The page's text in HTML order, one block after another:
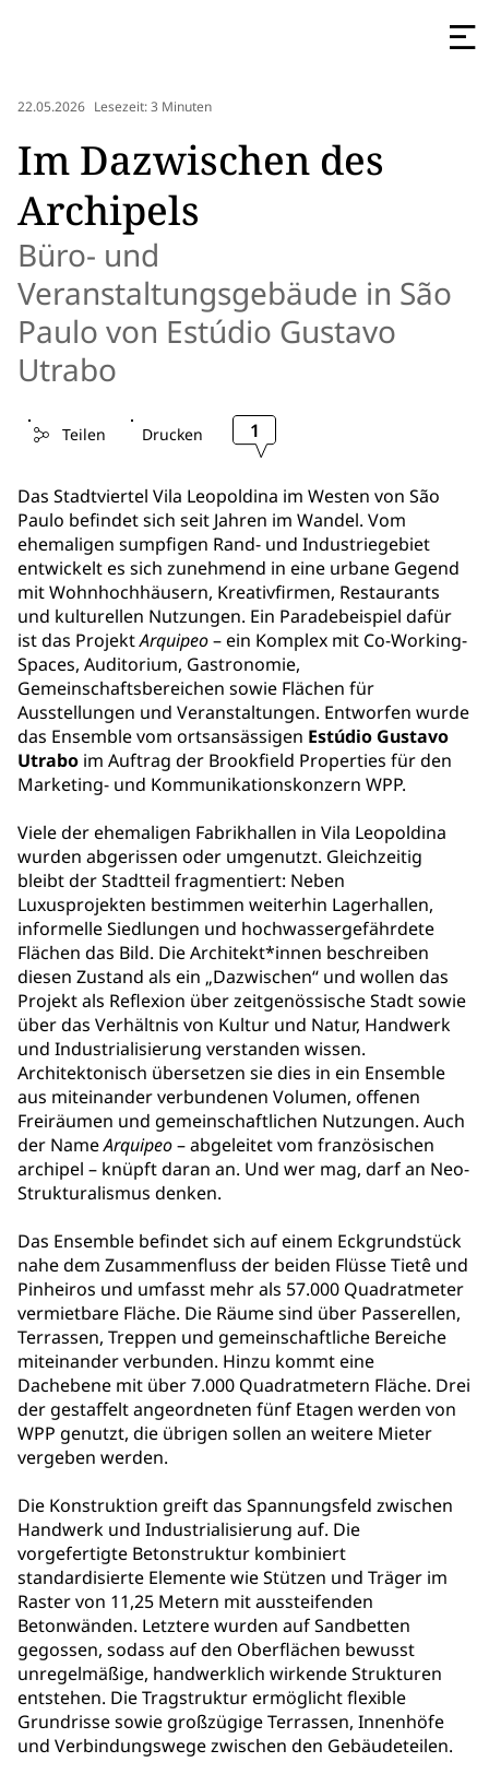
22.05.2026 Lesezeit: 3 Minuten
Im Dazwischen des
Archipels
Büro- und
Veranstaltungsgebäude in São
Paulo von Estúdio Gustavo
Utrabo
Teilen Drucken 1
Das Stadtviertel Vila Leopoldina im Westen von São
Paulo befindet sich seit Jahren im Wandel. Vom
ehemaligen sumpfigen Rand- und Industriegebiet
entwickelt es sich zunehmend in eine urbane Gegend
mit Wohnhochhäusern, Kreativfirmen, Restaurants
und kulturellen Nutzungen. Ein Paradebeispiel dafür
ist das ProjektArquipeo– ein Komplex mit Co-Working-
Spaces, Auditorium, Gastronomie,
Gemeinschaftsbereichen sowie Flächen für
Ausstellungen und Veranstaltungen. Entworfen wurde
das Ensemble vom ortsansässigen Estúdio Gustavo
Utrabo im Auftrag der Brookfield Properties für den
Marketing- und Kommunikationskonzern WPP.
Viele der ehemaligen Fabrikhallen in Vila Leopoldina
wurden abgerissen oder umgenutzt. Gleichzeitig
bleibt der Stadtteil fragmentiert: Neben
Luxusprojekten bestimmen weiterhin Lagerhallen,
informelle Siedlungen und hochwassergefährdete
Flächen das Bild. Die Architekt*innen beschreiben
diesen Zustand als ein „Dazwischen“ und wollen das
Projekt als Reflexion über zeitgenössische Stadt sowie
über das Verhältnis von Kultur und Natur, Handwerk
und Industrialisierung verstanden wissen.
Architektonisch übersetzen sie dies in ein Ensemble
aus miteinander verbundenen Volumen, offenen
Freiräumen und gemeinschaftlichen Nutzungen. Auch
der NameArquipeo– abgeleitet vom französischen
archipel – knüpft daran an. Und wer mag, darf an Neo-
Strukturalismus denken.
Das Ensemble befindet sich auf einem Eckgrundstück
nahe dem Zusammenfluss der beiden Flüsse Tietê und
Pinheiros und umfasst mehr als 57.000 Quadratmeter
vermietbare Fläche. Die Räume sind über Passerellen,
Terrassen, Treppen und gemeinschaftliche Bereiche
miteinander verbunden. Hinzu kommt eine
Dachebene mit über 7.000 Quadratmetern Fläche. Drei
der gestaffelt angeordneten fünf Etagen werden von
WPP genutzt, die übrigen sollen an weitere Mieter
vergeben werden.
Die Konstruktion greift das Spannungsfeld zwischen
Handwerk und Industrialisierung auf. Die
vorgefertigte Betonstruktur kombiniert
standardisierte Elemente wie Stützen und Träger im
Raster von 11,25 Metern mit aussteifenden
Betonwänden. Letztere wurden auf Sandbetten
gegossen, sodass auf den Oberflächen bewusst
unregelmäßige, handwerklich wirkende Strukturen
entstehen. Die Tragstruktur ermöglicht flexible
Grundrisse sowie großzügige Terrassen, Innenhöfe
und Verbindungswege zwischen den Gebäudeteilen.